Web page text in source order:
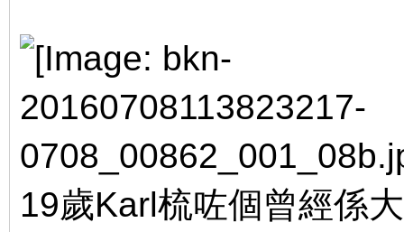
19歲Karl梳咗個曾經係